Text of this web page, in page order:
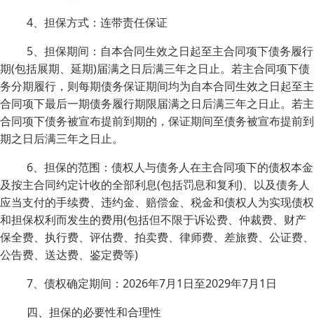
4、担保方式：连带责任保证
5、担保期间：自本合同生效之日起至主合同项下债务履行
期(包括展期、延期)届满之日后满三年之日止。若主合同项下债
务分期履行，则每期债务保证期间均为自本合同生效之日起至主
合同项下最后一期债务履行期限届满之日后满三年之日止。若主
合同项下债务被宣布提前到期的，保证期间至债务被宣布提前到
期之日后满三年之日止。
6、担保的范围：债权人与债务人在主合同项下的债权本金
及按主合同约定计收的全部利息(包括罚息和复利)、以及债务人
应当支付的手续费、违约金、赔偿金、税金和债权人为实现债权
和担保权利而发生的费用(包括但不限于诉讼费、仲裁费、财产
保全费、执行费、评估费、拍卖费、律师费、差旅费、公证费、
公告费、送达费、鉴定费等)
7、债权确定期间：2026年7月1日至2029年7月1日
四、担保的必要性和合理性